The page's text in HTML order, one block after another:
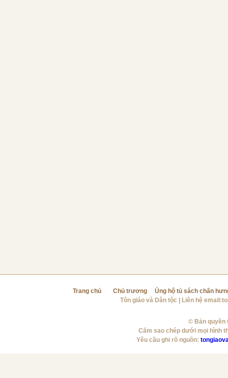
Trang chủ Chủ trương
Ủng hộ tủ sách chấn
Tôn giáo và Dân tộc | Liên hệ email:
© Bản quyền
Cấm sao chép dưới mọi hình
Yêu cầu ghi rõ nguồn: